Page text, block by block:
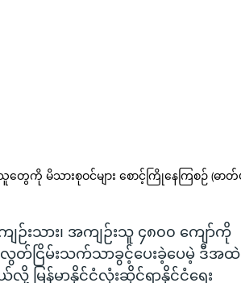
ေကို မိသားစုဝင်များ စောင့်ကြိုနေကြစဉ် (ဓာတ်
ဉ်းသား၊ အကျဉ်းသူ ၄၈၀၀ ကျော်ကို
လွတ်ငြိမ်းသက်သာခွင့်ပေးခဲ့ပေမဲ့ ဒီအထဲ
လို့ မြန်မာနိုင်ငံလုံးဆိုင်ရာနိုင်ငံရေး